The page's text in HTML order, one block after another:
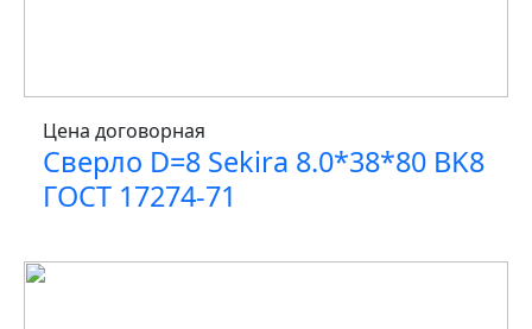
Цена договорная
Сверло D=8 Sekira 8.0*38*80 BK8
ГОСТ 17274-71